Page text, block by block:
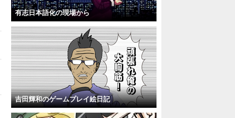
有志日本語化の現場から
吉田輝和のゲームプレイ絵日記